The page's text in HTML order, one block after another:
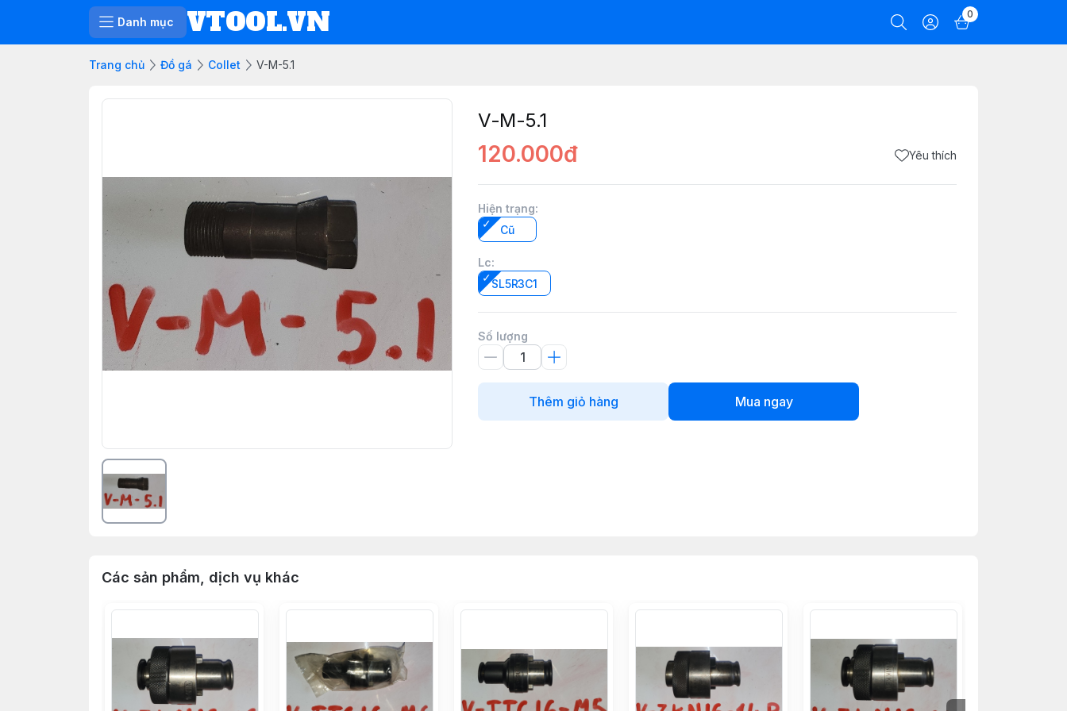
Danh mục VTOOL.VN 0
Trang chủ Đồ gá Collet V-M-5.1
V-M-5.1
120.000đ Yêu thích
Hiện trạng:
Cũ
Lc:
SL5R3C1
Số lượng
Thêm giỏ hàng Mua ngay
Các sản phẩm, dịch vụ khác